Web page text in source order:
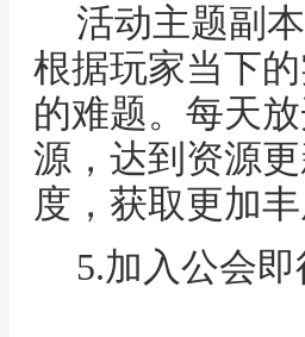
活动主题副
根据玩家当下
的难题。每天
源，达到资源
度，获取更加
5.加入公会